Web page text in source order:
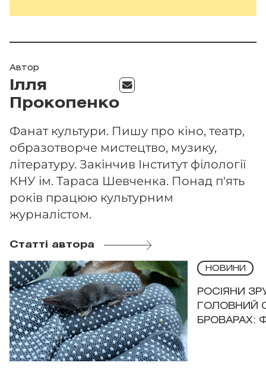
Автор
Ілля
Прокопенко
Фанат культури. Пишу про кіно, театр,
образотворче мистецтво, музику,
літературу. Закінчив Інститут філології
КНУ ім. Тараса Шевченка. Понад п'ять
років працюю культурним
журналістом.
Статті автора
НОВИНИ
РОСІЯНИ
ГОЛОВНИЙ
БРОВАРАХ: